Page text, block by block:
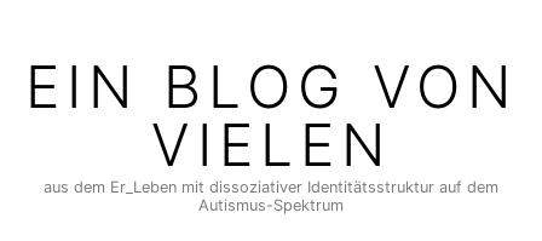
contentEIN BLOG VON
VIELEN
aus dem Er_Leben mit dissoziativer Identitätsstruktur auf dem
Autismus-Spektrum